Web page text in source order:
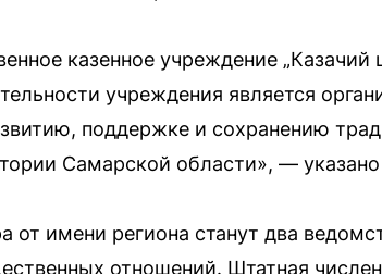
казенное учреждение
учреждения является
поддержке и сохранению
Самарской области», —
от имени региона станут два
отношений. Штатная